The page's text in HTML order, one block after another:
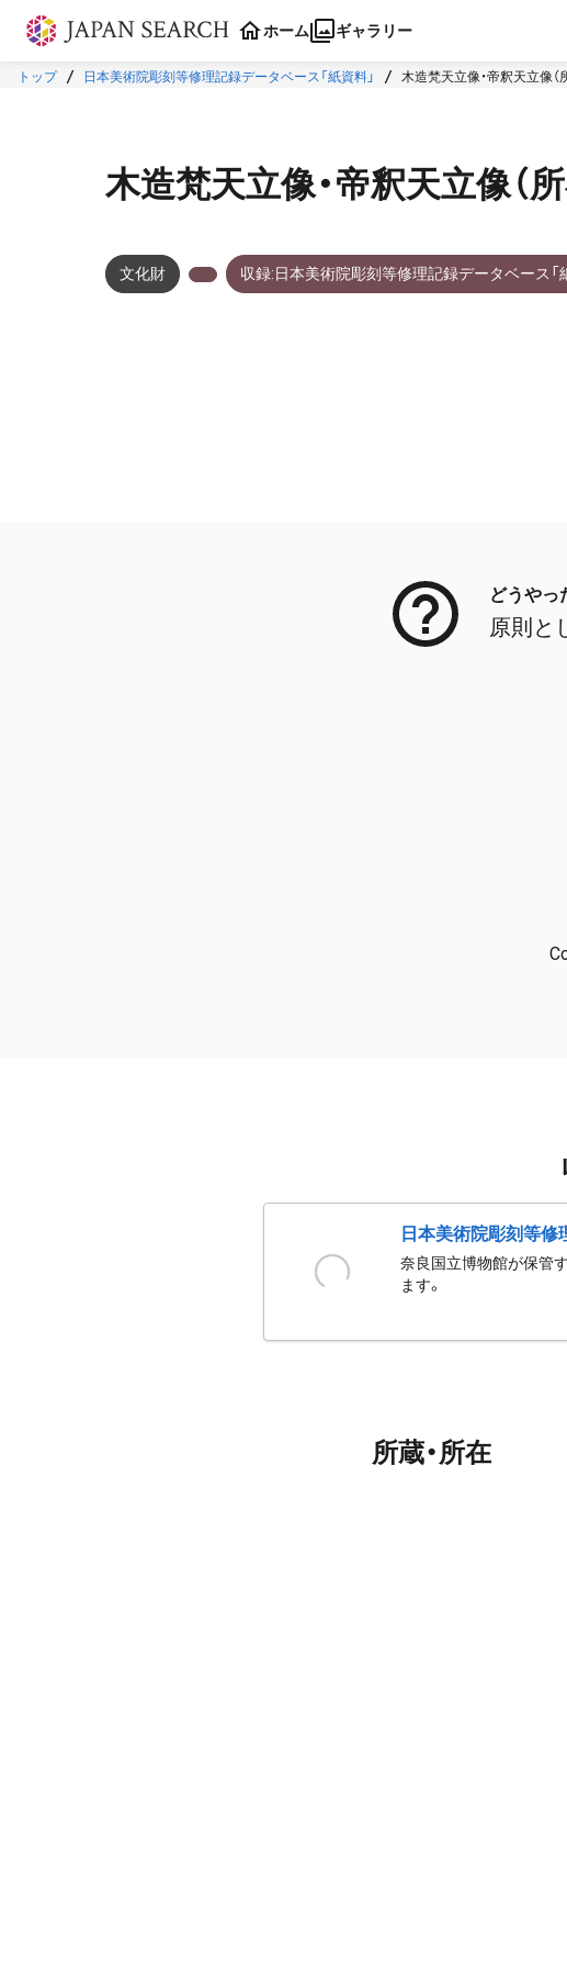
本文に飛ぶ
ホーム ギャラリー
トップ 日本美術院彫刻等修理記録データベース「紙資料」 木造梵天立像・帝釈天立像（
木造梵天立像・帝釈天立像（所
文化財 収録:日本美術院彫刻等修理記録データベース「
どうやっ
原則と
日本美術院彫刻等修
奈良国立博物館が保管
ます。
所蔵・所在